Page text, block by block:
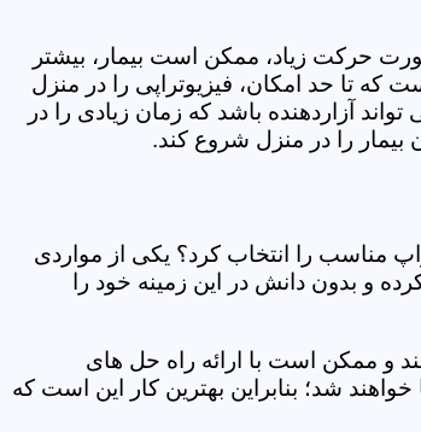
حرکت زیاد، ممکن است بیمار، بیشتر
تا حد امکان، فیزیوتراپی را در منزل
آزاردهنده باشد که زمان زیادی را در
بیمار را در منزل شروع کند.
مناسب را انتخاب کرد؟ یکی از مواردی
و بدون دانش در این زمینه خود را
و ممکن است با ارائه راه حل های
شد؛ بنابراین بهترین کار این است که